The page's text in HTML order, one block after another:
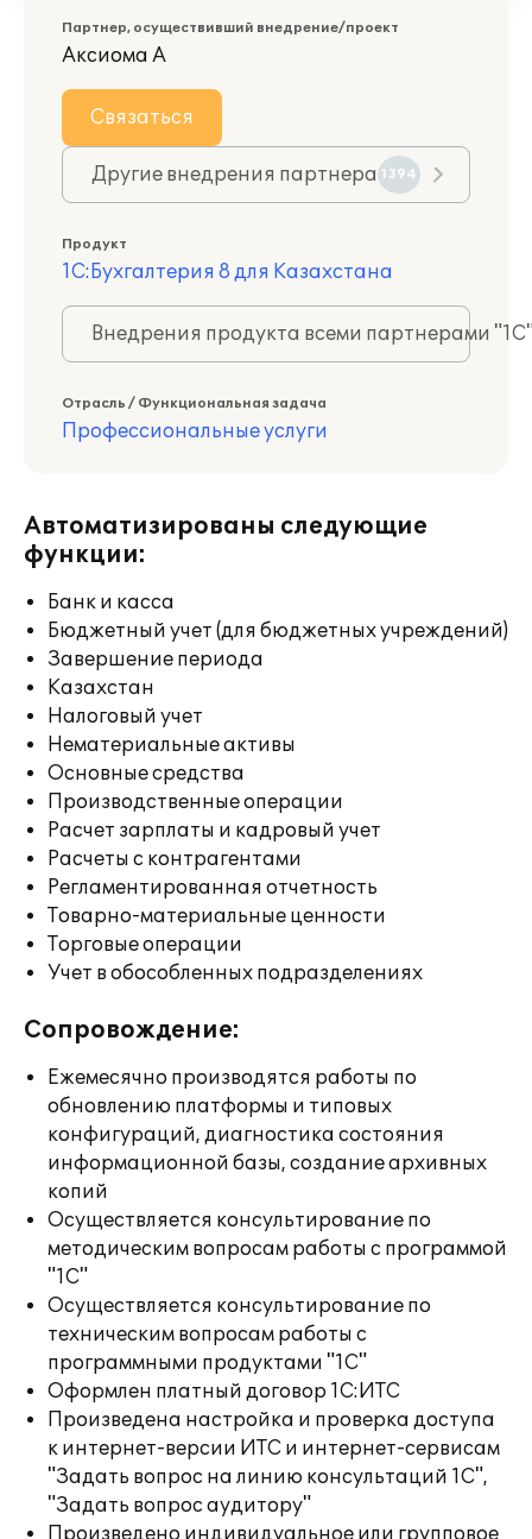
Партнер, осуществивший внедрение/проект
Аксиома А
Связаться
Другие внедрения партнера 1394
Продукт
1С:Бухгалтерия 8 для Казахстана
Внедрения продукта всеми партнерами
Отрасль / Функциональная задача
Профессиональные услуги
Автоматизированы следующие
функции:
Банк и касса
Бюджетный учет (для бюджетных учреждений)
Завершение периода
Казахстан
Налоговый учет
Нематериальные активы
Основные средства
Производственные операции
Расчет зарплаты и кадровый учет
Расчеты с контрагентами
Регламентированная отчетность
Товарно-материальные ценности
Торговые операции
Учет в обособленных подразделениях
Сопровождение:
Ежемесячно производятся работы по
обновлению платформы и типовых
конфигураций, диагностика состояния
информационной базы, создание архивных
копий
Осуществляется консультирование по
методическим вопросам работы с программой
"1С"
Осуществляется консультирование по
техническим вопросам работы с
программными продуктами "1С"
Оформлен платный договор 1С:ИТС
Произведена настройка и проверка доступа
к интернет-версии ИТС и интернет-сервисам
"Задать вопрос на линию консультаций 1С",
"Задать вопрос аудитору"
Произведено индивидуальное или групповое